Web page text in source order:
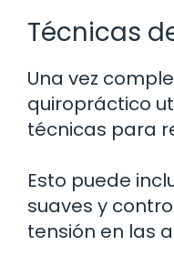
Técnicas
Una vez
quiropráctico
técnicas para
Esto puede
suaves y
tensión en las